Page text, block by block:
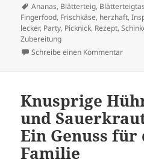
Schlagwörter
Ananas, Blätterteig,
Fingerfood, Frischkäse, herzhaft,
lecker, Party, Picknick, Rezept,
Zubereitung
Schreibe einen Kommentarzu
Knusprige
und
Ein Genuss für
Familie